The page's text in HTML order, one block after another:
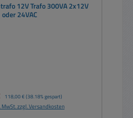
12V Trafo 300VA 2x12V
oder 24VAC
Regulärer Preis:
118,00 € (38.18% gespart)
MwSt. zzgl. Versandkosten